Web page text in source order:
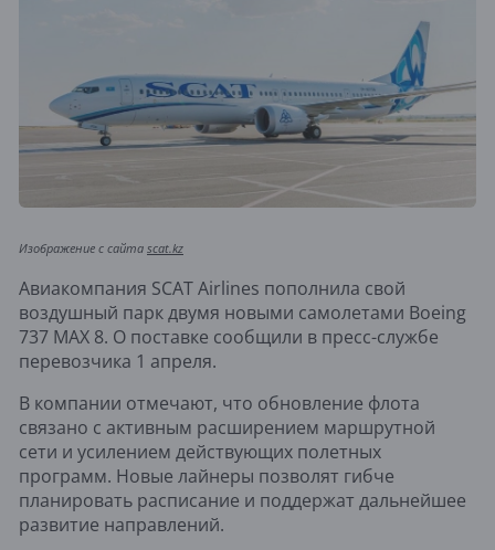
Изображение с сайта scat.kz
Авиакомпания SCAT Airlines пополнила свой
воздушный парк двумя новыми самолетами Boeing
737 MAX 8. О поставке сообщили в пресс-службе
перевозчика 1 апреля.
В компании отмечают, что обновление флота
связано с активным расширением маршрутной
сети и усилением действующих полетных
программ. Новые лайнеры позволят гибче
планировать расписание и поддержат дальнейшее
развитие направлений.